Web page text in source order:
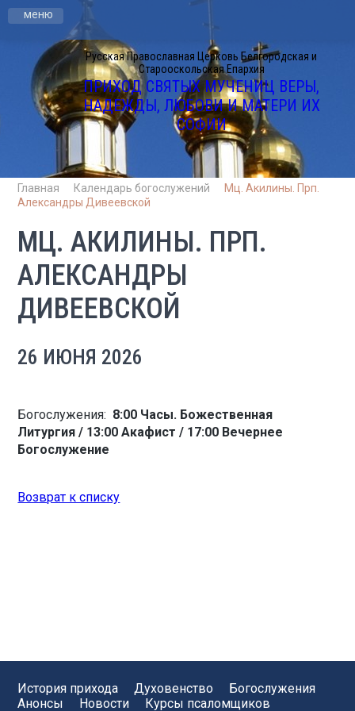
меню
Русская Православная Церковь Белгородская и
Старооскольская Епархия
ПРИХОД СВЯТЫХ МУЧЕНИЦ ВЕРЫ,
НАДЕЖДЫ, ЛЮБОВИ И МАТЕРИ ИХ
СОФИИ
Главная Календарь богослужений
Мц. Акилины. Прп.
Александры Дивеевской
МЦ. АКИЛИНЫ. ПРП.
АЛЕКСАНДРЫ
ДИВЕЕВСКОЙ
26 ИЮНЯ 2026
Богослужения: 8:00 Часы. Божественная
Литургия / 13:00 Акафист / 17:00 Вечернее
Богослужение
Возврат к списку
История прихода Духовенство
Богослужения
Анонсы
Новости Курсы псаломщиков